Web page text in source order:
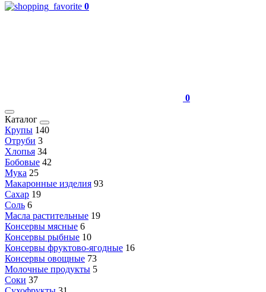
0
0
Каталог
Крупы 140
Отруби 3
Хлопья 34
Бобовые 42
Мука 25
Макаронные изделия 93
Сахар 19
Соль 6
Масла растительные 19
Консервы мясные 6
Консервы рыбные 10
Консервы фруктово-ягодные 16
Консервы овощные 73
Молочные продукты 5
Соки 37